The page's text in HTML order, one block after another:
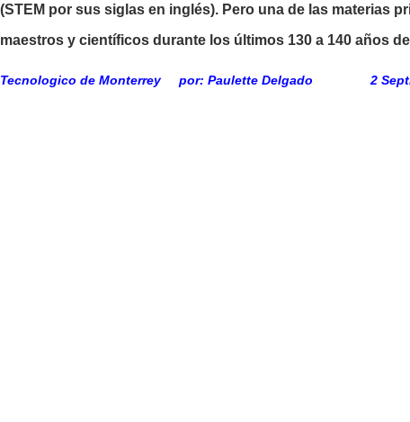
(STEM por sus siglas en inglés). Pero una de las materias
maestros y científicos durante los últimos 130 a 140 años
Tecnologico de Monterrey por: Paulette Delgado 2